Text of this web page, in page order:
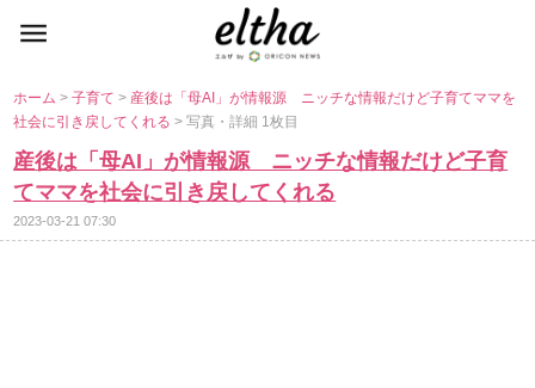
ホーム>子育て> 産後は「母AI」が情報源 ニッチな情報だけど子育てママを
社会に引き戻してくれる> 写真・詳細 1枚目
産後は「母AI」が情報源 ニッチな情報だけど子育
てママを社会に引き戻してくれる
2023-03-21 07:30